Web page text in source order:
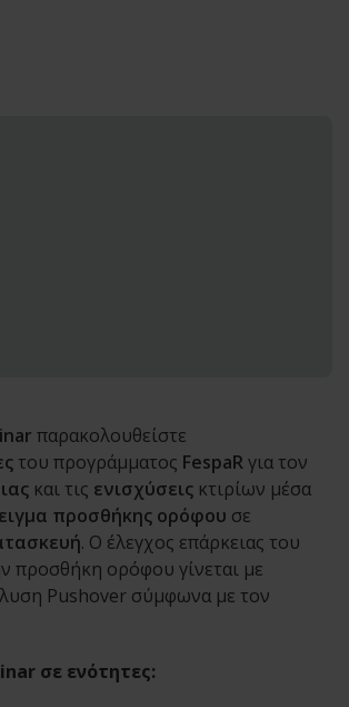
παρακολουθείστε
του προγράμματος FespaRγια τον
και τις ενισχύσεις κτιρίων μέσα
προσθήκης ορόφου σε
. Ο έλεγχος επάρκειας του
προσθήκη ορόφου γίνεται με
Pushover σύμφωνα με τον
σε ενότητες: